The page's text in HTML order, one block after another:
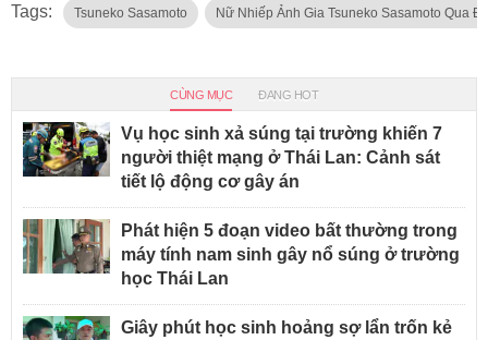
Tags: Tsuneko Sasamoto Nữ Nhiếp Ảnh Gia Tsuneko Sasamoto Qua
CÙNG MỤC ĐANG HOT
Vụ học sinh xả súng tại trường khiến 7
người thiệt mạng ở Thái Lan: Cảnh sát
tiết lộ động cơ gây án
Phát hiện 5 đoạn video bất thường trong
máy tính nam sinh gây nổ súng ở trường
học Thái Lan
Giây phút học sinh hoảng sợ lẩn trốn kẻ